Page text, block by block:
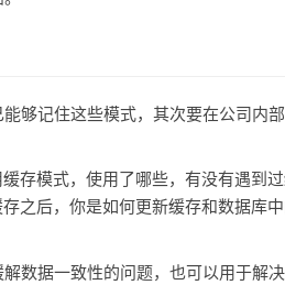
够记住这些模式，其次要在公司内部
存模式，使用了哪些，有没有遇到
之后，你是如何更新缓存和数据库
数据一致性的问题，也可以用于解